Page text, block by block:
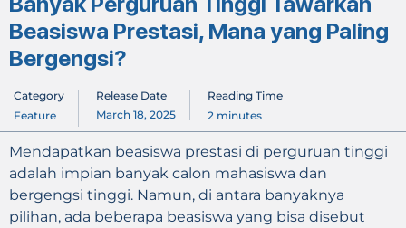
Beasiswa Prestasi, Mana yang Paling
Bergengsi?
Category
Feature
Release Date
March 18, 2025
Reading Time
2 minutes
Mendapatkan beasiswa prestasi di perguruan tinggi
adalah impian banyak calon mahasiswa dan
bergengsi tinggi. Namun, di antara banyaknya
pilihan, ada beberapa beasiswa yang bisa disebut